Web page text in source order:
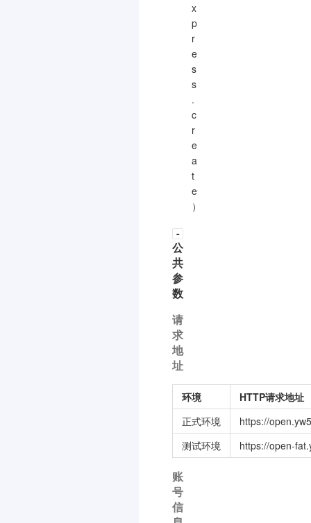
x
p
r
e
s
s
.
c
r
e
a
t
e
）
-
公
共
参
数
请
求
地
址
环境
HTTP请求地址
正式环境
https://
测试环境
https://open-
账
号
信